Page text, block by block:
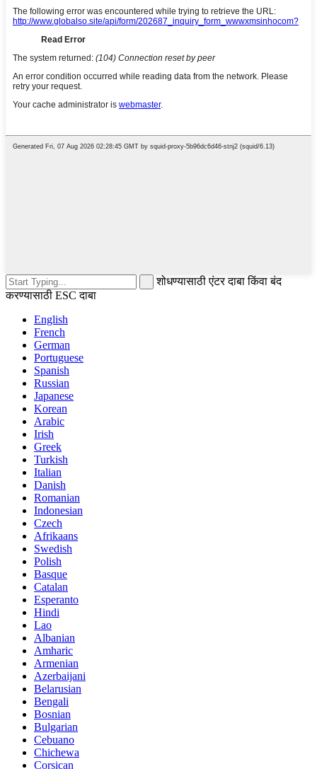
शोधण्यासाठी एंटर दाबा किंवा बंद
करण्यासाठी ESC दाबा
English
French
German
Portuguese
Spanish
Russian
Japanese
Korean
Arabic
Irish
Greek
Turkish
Italian
Danish
Romanian
Indonesian
Czech
Afrikaans
Swedish
Polish
Basque
Catalan
Esperanto
Hindi
Lao
Albanian
Amharic
Armenian
Azerbaijani
Belarusian
Bengali
Bosnian
Bulgarian
Cebuano
Chichewa
Corsican